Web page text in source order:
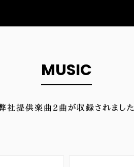
MUSIC
社提供楽曲 2 曲が収録されました